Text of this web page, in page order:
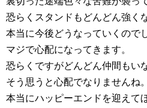
恐らくスタンドもどんどん強く
本当に今後どうなっていくので
マジで心配になってきます。
恐らくですがどんどん仲間もい
そう思うと心配でなりませんね。
本当にハッピーエンドを迎えて